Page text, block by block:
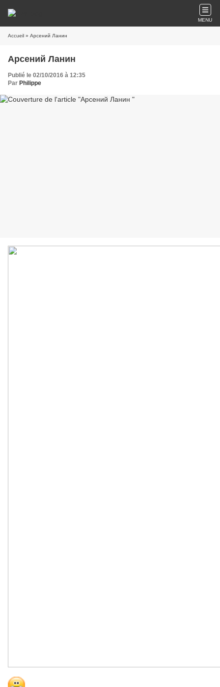
MENU
Accueil » Арсений Ланин
Арсений Ланин
Publié le 02/10/2016 à 12:35
Par Philippe